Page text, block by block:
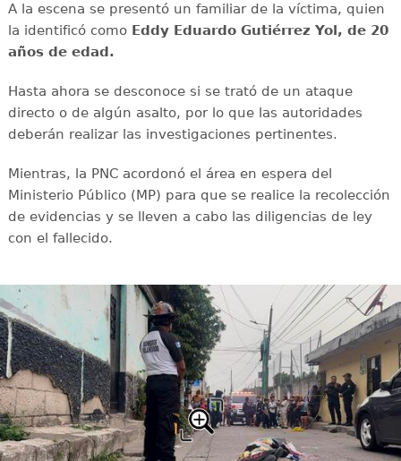
A la escena se presentó un familiar de la víctima, quien
la identificó como Eddy Eduardo Gutiérrez Yol, de 20
años de edad.
Hasta ahora se desconoce si se trató de un ataque
directo o de algún asalto, por lo que las autoridades
deberán realizar las investigaciones pertinentes.
Mientras, la PNC acordonó el área en espera del
Ministerio Público (MP) para que se realice la recolección
de evidencias y se lleven a cabo las diligencias de ley
con el fallecido.